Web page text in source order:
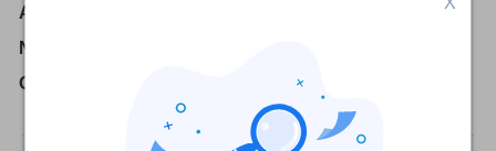
Aplicación Móvil:
Número de dispositivos por licencia:
Ofertas VPN: